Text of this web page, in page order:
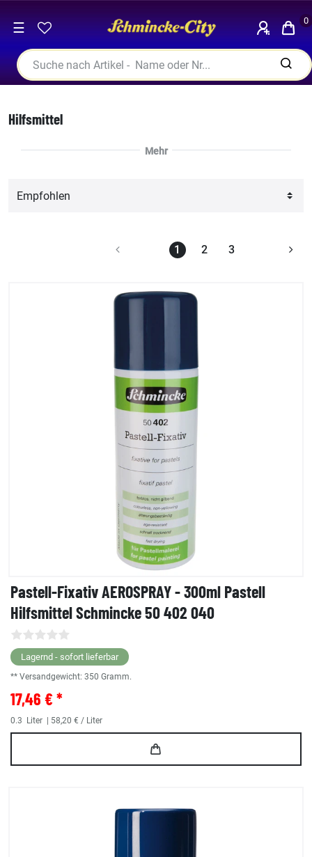
☰ 0
Hilfsmittel
1 2 3
Pastell-Fixativ AEROSPRAY - 300ml Pastell
Hilfsmittel Schmincke 50 402 040
Lagernd - sofort lieferbar
** Versandgewicht: 350 Gramm.
17,46 € *
0.3 Liter | 58,20 € / Liter